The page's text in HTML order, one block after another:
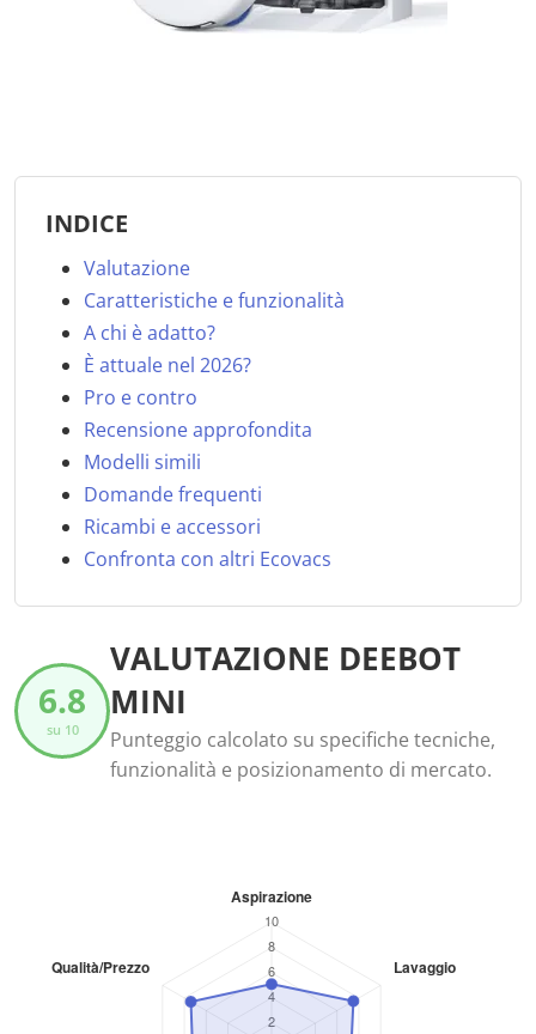
INDICE
Valutazione
Caratteristiche e funzionalità
A chi è adatto?
È attuale nel 2026?
Pro e contro
Recensione approfondita
Modelli simili
Domande frequenti
Ricambi e accessori
Confronta con altri Ecovacs
6.8
su 10
VALUTAZIONE DEEBOT
MINI
Punteggio calcolato su specifiche tecniche,
funzionalità e posizionamento di mercato.